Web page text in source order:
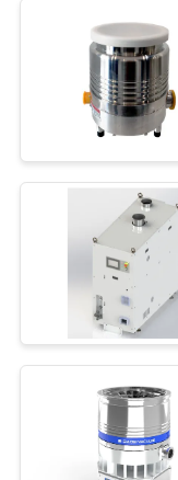
RECORRIDO
FÁBRICA
CONTROL
CALIDAD
CONTACTA
CON
NOSOTROS